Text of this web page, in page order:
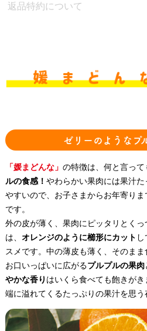
返品特約について
ゼリーのようなプ
「媛まどんな」 の特徴は、何と言って
ルの食感！ やわらかい果肉には果汁
やすいので、お子さまからお年寄り
です。
外の皮が薄く、果肉にピッタリとくっ
は、 オレンジのように櫛形にカット
スメです。中の薄皮も薄く、そのまま
お口いっぱいに広がるプルプルの果肉
やかな香り はいくら食べても飽きが
端に溢れてくるたっぷりの果汁を思う